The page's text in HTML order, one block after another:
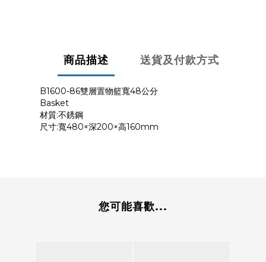
商品描述 送貨及付款方式
B1600-86雙層置物籃寬48公分
Basket
材質:不銹鋼
尺寸:寬480×深200×高160mm
您可能喜歡...